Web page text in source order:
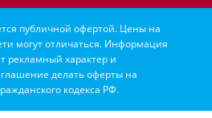
публичной офертой. Цены на
могут отличаться. Информация
рекламный характер и
делать оферты на
кодекса РФ.